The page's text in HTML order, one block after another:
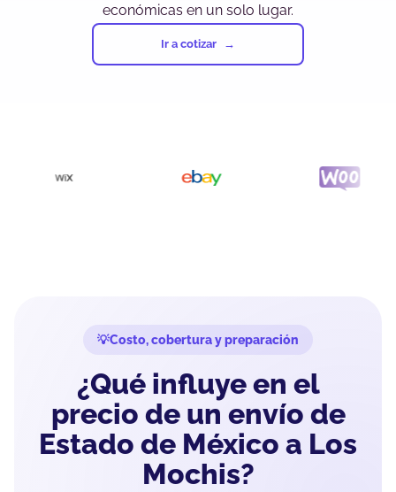
económicas en un solo lugar.
Ir a cotizar
Costo, cobertura y preparación
¿Qué influye en el
precio de un envío de
Estado de México a Los
Mochis?